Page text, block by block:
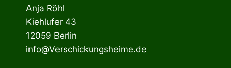
Anja Röhl
Kiehlufer 43
12059 Berlin
info@Verschickungsheime.de